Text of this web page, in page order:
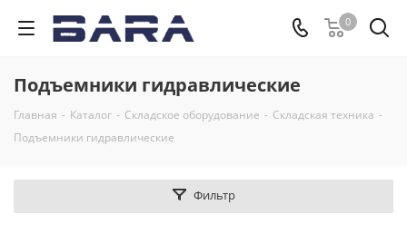
0
Подъемники гидравлические
Главная - Каталог - Складское оборудование - Складская техника -
Подъемники гидравлические
Фильтр